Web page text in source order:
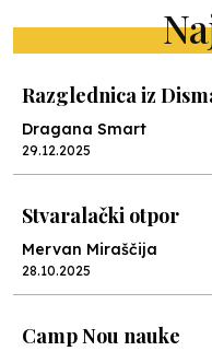
Razglednica iz
Dragana Smart
29.12.2025
Stvaralački otpor
Mervan Miraščija
28.10.2025
Camp Nou nauke